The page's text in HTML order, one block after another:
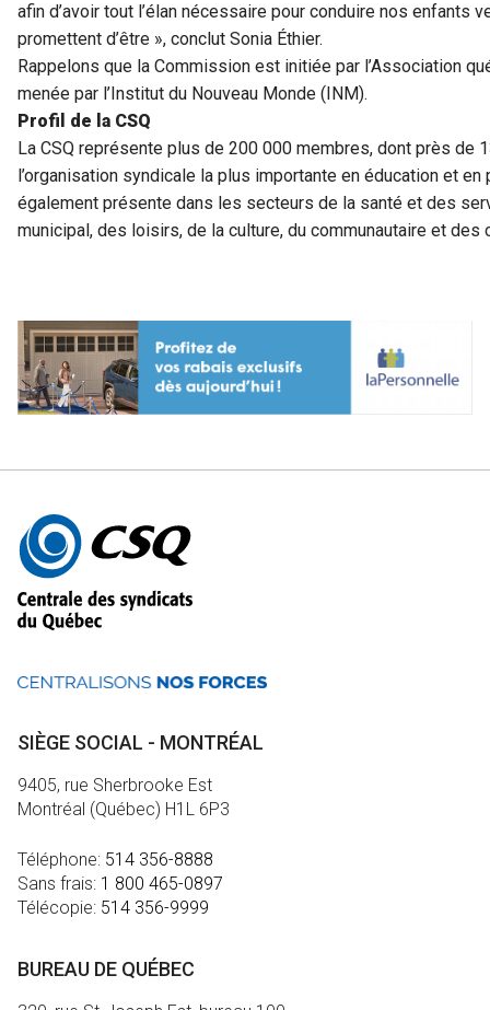
afin d’avoir tout l’élan nécessaire pour conduire nos enfants
promettent d’être », conclut Sonia Éthier.
Rappelons que la Commission est initiée par l’Association
menée par l’Institut du Nouveau Monde (INM).
Profil de la CSQ
La CSQ représente plus de 200 000 membres, dont près de
l’organisation syndicale la plus importante en éducation et
également présente dans les secteurs de la santé et des
municipal, des loisirs, de la culture, du communautaire et des
Autres
informations
SIÈGE SOCIAL - MONTRÉAL
9405, rue Sherbrooke Est
Montréal (Québec) H1L 6P3
Téléphone: 514 356-8888
Sans frais: 1 800 465-0897
Télécopie: 514 356-9999
BUREAU DE QUÉBEC